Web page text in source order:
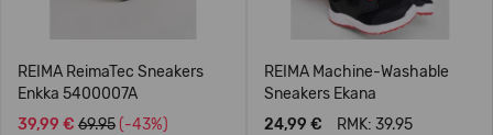
REIMA ReimaTec Sneakers
Enkka 5400007A
39,99 € 69.95 (-43%)
REIMA Machine-Washable
Sneakers Ekana
24,99 €
RMK: 39.95